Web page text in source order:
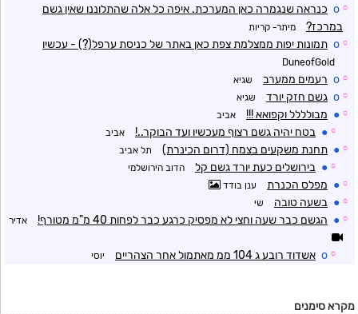
☼
o כנראה שנגמרה כאן המערכת. איפה כל אלה שהתלוננו שאין גשם
במרכז?
מיתר- קריות
☼
o תמונות יפות ממצלמת צפת כאן באתר של כניסת ערפל(?) - עכשיו
DuneofGold
☼
o רעמים ממערב שגיא
☼
o גשם חזק יורד שגיא
☼
● מבולללל וקפואא !!! אביב
☼
● בטח יהיה גשם רצוף מעכשיו ועד הבוקר..! אביב
☼
● תחנת משקעים בצמח (דרום הכינרת) תל אביב
☼
● בירושלים כעת יורד גשם קל הדוב הירושלמי
☼
● מפלס הכנרת ענן בודד
☼
● בשעה טובה שי
☼
● הגשם כבר שעה וחצי לא מפסיק כרגע כבר לפחות 40 מ"מ מטורף! אדיר
☼
o אשדוד רובע ג 104 ממ מאתמול אחר הצהריים יוסי
מקרא סימנים